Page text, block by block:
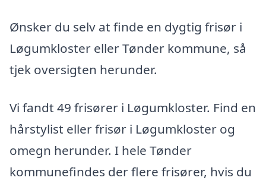
Ønsker du selv at finde en dygtig frisør i
Løgumkloster eller Tønder kommune, så
tjek oversigten herunder.
Vi fandt 49 frisører i Løgumkloster. Find en
hårstylist eller frisør i Løgumkloster og
omegn herunder. I hele Tønder
kommunefindes der flere frisører, hvis du